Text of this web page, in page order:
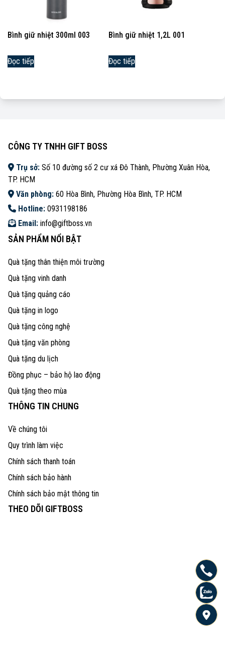
Bình giữ nhiệt 300ml 003
Đọc tiếp
Bình giữ nhiệt 1,2L 001
Đọc tiếp
CÔNG TY TNHH GIFT BOSS
Trụ sở: Số 10 đường số 2 cư xá Đô Thành, Phường Xuân Hòa,
TP. HCM
Văn phòng: 60 Hòa Bình, Phường Hòa Bình, TP. HCM
Hotline: 0931198186
Email: info@giftboss.vn
SẢN PHẨM NỔI BẬT
Quà tặng thân thiện môi trường
Quà tặng vinh danh
Quà tặng quảng cáo
Quà tặng in logo
Quà tặng công nghệ
Quà tặng văn phòng
Quà tặng du lịch
Đồng phục – bảo hộ lao động
Quà tặng theo mùa
THÔNG TIN CHUNG
Về chúng tôi
Quy trình làm việc
Chính sách thanh toán
Chính sách bảo hành
Chính sách bảo mật thông tin
THEO DÕI GIFTBOSS